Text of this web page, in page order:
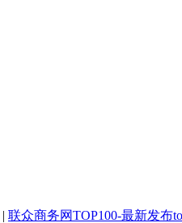
| 联众商务网TOP100-最新发布